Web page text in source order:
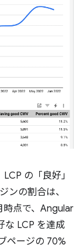
の「良好」
ンの割合は、
時点で、Angular
な LCP を達成
ページの 70%